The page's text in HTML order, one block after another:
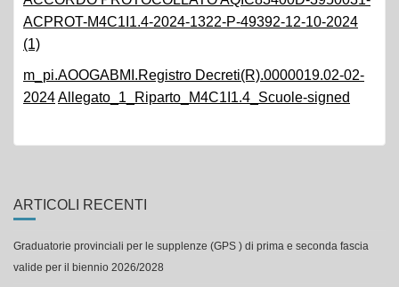
ACPROT-M4C1I1.4-2024-1322-P-49392-12-10-2024
(1)
m_pi.AOOGABMI.Registro Decreti(R).0000019.02-02-
2024Allegato_1_Riparto_M4C1I1.4_Scuole-signed
ARTICOLI RECENTI
Graduatorie provinciali per le supplenze (GPS ) di prima e seconda fascia
valide per il biennio 2026/2028